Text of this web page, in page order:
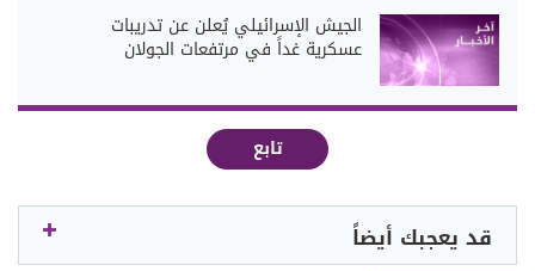
الجيش الإسرائيلي يُعلن عن تدريبات
عسكرية غداً في مرتفعات الجولان
تابع
قد يعجبك أيضاً